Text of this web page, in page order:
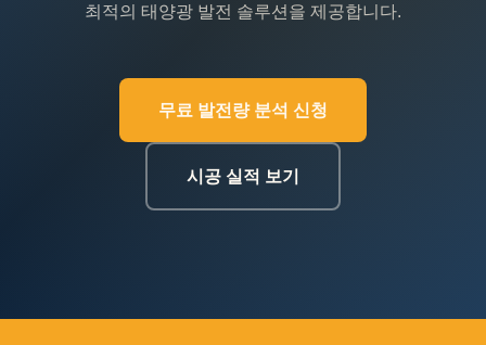
최적의 태양광 발전 솔루션을 제공합니다.
무료 발전량 분석 신청
시공 실적 보기